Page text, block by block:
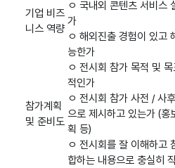
기업 비즈
니스 역량
ㅇ 국내외 콘텐츠 서비스
가
ㅇ 해외진출 경험이 있고
능한가
참가계획
및 준비도
ㅇ 전시회 참가 목적 및
적인가
ㅇ 전시회 참가 사전 / 사
으로 제시하고 있는가 (홍
획 등)
ㅇ 전시회를 잘 이해하고
합하는 내용으로 충실히